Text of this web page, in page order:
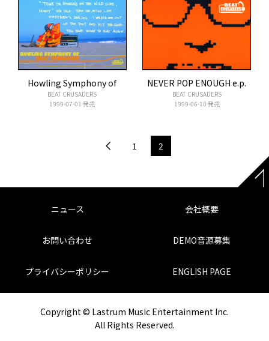
プライバシーポリシー
ENGLISH PAGE
Howling Symphony of
BEAT CRUSADERS
1999-07-01 発売
NEVER POP ENOUGH e.p.
BEAT CRUSADERS
1999-06-10 発売
1 2
ニュース 会社概要
お問い合わせ DEMO音源募集
プライバシーポリシー ENGLISH PAGE
Copyright © Lastrum Music Entertainment Inc.
All Rights Reserved.